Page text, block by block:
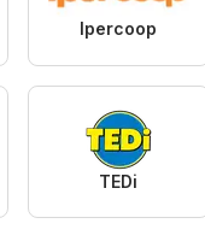
Ipercoop
TEDi